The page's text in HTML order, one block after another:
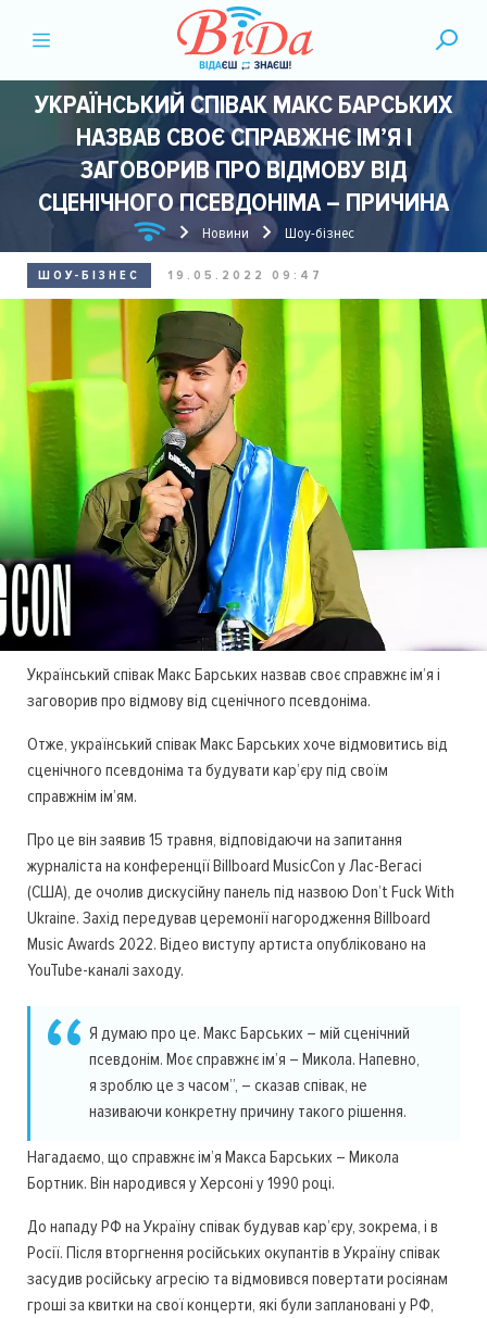
УКРАЇНСЬКИЙ СПІВАК МАКС БАРСЬКИХ
НАЗВАВ СВОЄ СПРАВЖНЄ ІМ’Я І
ЗАГОВОРИВ ПРО ВІДМОВУ ВІД
СЦЕНІЧНОГО ПСЕВДОНІМА – ПРИЧИНА
Новини Шоу-бізнес
ШОУ-БІЗНЕС 19.05.2022 09:47
Український співак Макс Барських назвав своє справжнє ім’я і
заговорив про відмову від сценічного псевдоніма.
Отже, український співак Макс Барських хоче відмовитись від
сценічного псевдоніма та будувати кар’єру під своїм
справжнім ім’ям.
Про це він заявив 15 травня, відповідаючи на запитання
журналіста на конференції Billboard MusicCon у Лас-Вегасі
(США), де очолив дискусійну панель під назвою Don’t Fuck With
Ukraine. Захід передував церемонії нагородження Billboard
Music Awards 2022. Відео виступу артиста опубліковано на
YouTube-каналі заходу.
Я думаю про це. Макс Барських – мій сценічний
псевдонім. Моє справжнє ім’я – Микола. Напевно,
я зроблю це з часом”, – сказав співак, не
називаючи конкретну причину такого рішення.
Нагадаємо, що справжнє ім’я Макса Барських – Микола
Бортник. Він народився у Херсоні у 1990 році.
До нападу РФ на Україну співак будував кар’єру, зокрема, і в
Росії. Після вторгнення російських окупантів в Україну співак
засудив російську агресію та відмовився повертати росіянам
гроші за квитки на свої концерти, які були заплановані у РФ,